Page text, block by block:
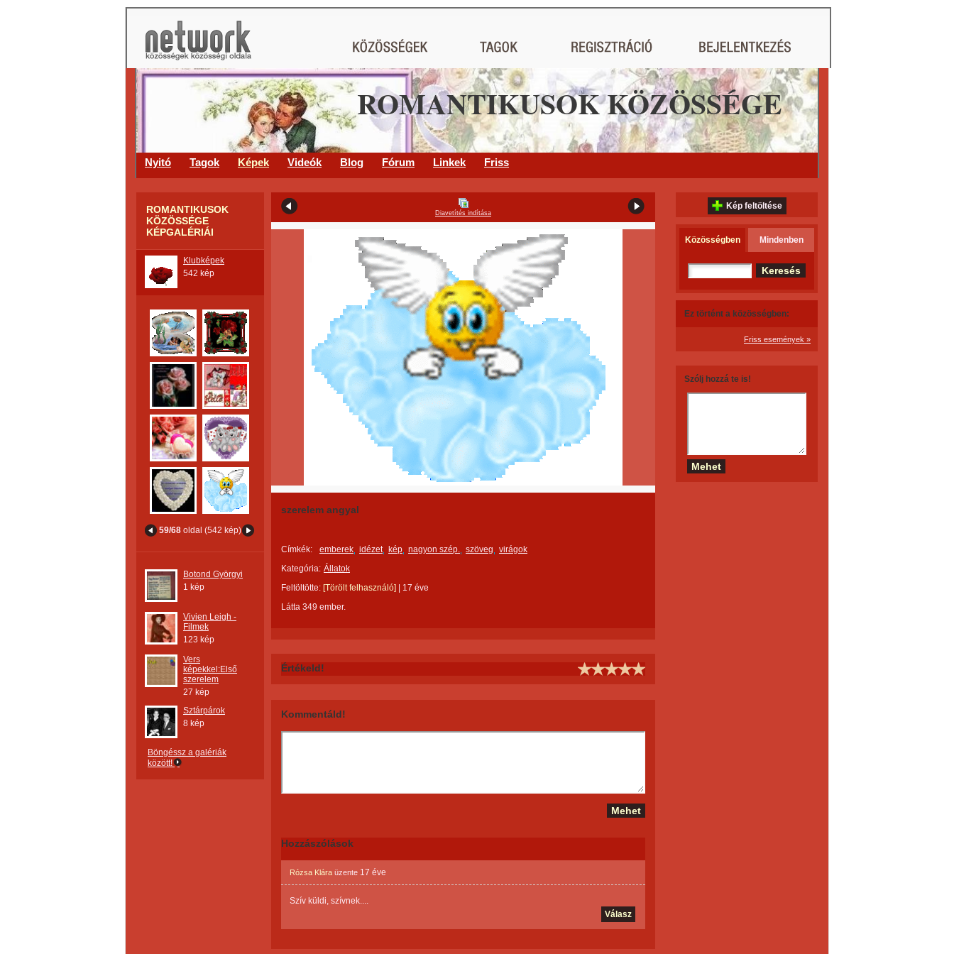
ROMANTIKUSOK KÖZÖSSÉGE
Nyitó Tagok Képek Videók Blog Fórum Linkek Friss
ROMANTIKUSOK
KÖZÖSSÉGE
KÉPGALÉRIÁI
Klubképek
542 kép
59/68 oldal (542 kép)
Botond Györgyi
1 kép
Vivien Leigh -
Filmek
123 kép
Vers
képekkel:Első
szerelem
27 kép
Sztárpárok
8 kép
Böngéssz a galériák
között!
Diavetítés indítása
szerelem angyal
Címkék: emberek idézet kép nagyon szép. szöveg
virágok
Kategória: Állatok
Feltöltötte: [Törölt felhasználó]
17 éve
Látta 349 ember.
Értékeld!
Kommentáld!
Hozzászólások
Rózsa Klára üzente 17 éve
Szív küldi, szívnek....
Válasz
Kép feltöltése
Közösségben Mindenben
Ez történt a közösségben:
Friss események »
Szólj hozzá te is!